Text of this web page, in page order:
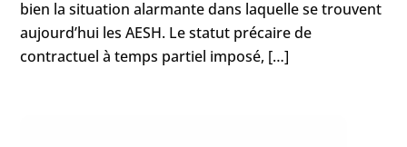
bien la situation alarmante dans laquelle se trouvent
aujourd’hui les AESH. Le statut précaire de
contractuel à temps partiel imposé, […]